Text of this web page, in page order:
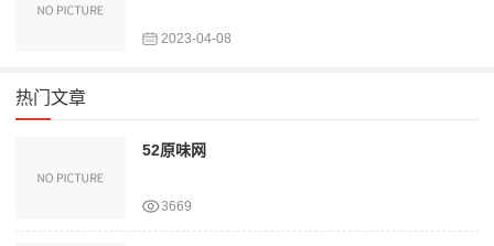
2023-04-08
热门文章
52原味网
3669